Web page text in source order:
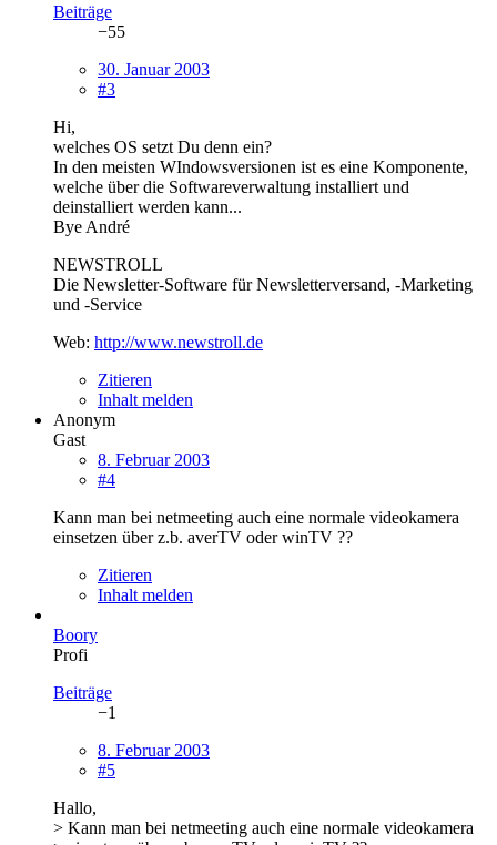
Beiträge
−55
30. Januar 2003
#3
Hi,
welches OS setzt Du denn ein?
In den meisten WIndowsversionen ist es eine Komponente,
welche über die Softwareverwaltung installiert und
deinstalliert werden kann...
Bye André
NEWSTROLL
Die Newsletter-Software für Newsletterversand, -Marketing
und -Service
Web: http://www.newstroll.de
Zitieren
Inhalt melden
Anonym
Gast
8. Februar 2003
#4
Kann man bei netmeeting auch eine normale videokamera
einsetzen über z.b. averTV oder winTV ??
Zitieren
Inhalt melden
Boory
Profi
Beiträge
−1
8. Februar 2003
#5
Hallo,
> Kann man bei netmeeting auch eine normale videokamera